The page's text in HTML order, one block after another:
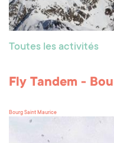
Toutes les activités
Fly Tandem -
Bourg Saint Maurice